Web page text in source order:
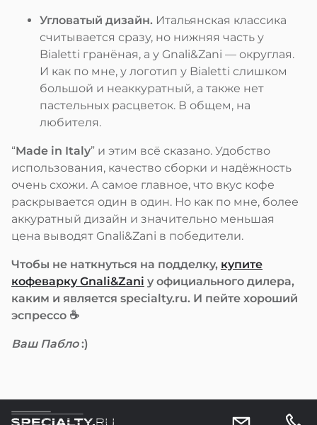
Угловатый дизайн. Итальянская классика
считывается сразу, но нижняя часть у
Bialetti гранёная, а у Gnali&Zani — округлая.
И как по мне, у логотип у Bialetti слишком
большой и неаккуратный, а также нет
пастельных расцветок. В общем, на
любителя.
“Made in Italy” и этим всё сказано. Удобство
использования, качество сборки и надёжность
очень схожи. А самое главное, что вкус кофе
раскрывается один в один. Но как по мне, более
аккуратный дизайн и значительно меньшая
цена выводят Gnali&Zani в победители.
Чтобы не наткнуться на подделку, купите
кофеварку Gnali&Zani у официального дилера,
каким и является specialty.ru. И пейте хороший
эспрессо ☕
Ваш Пабло:)